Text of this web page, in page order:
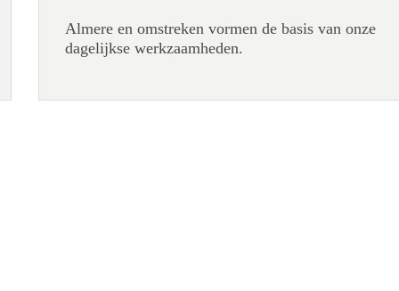
Almere en omstreken vormen de basis van onze
dagelijkse werkzaamheden.